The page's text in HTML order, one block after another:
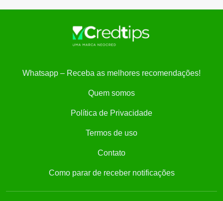
Whatsapp – Receba as melhores recomendações!
Quem somos
Política de Privacidade
Termos de uso
Contato
Como parar de receber notificações